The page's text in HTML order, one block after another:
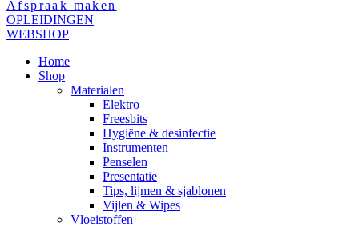
Afspraak maken
OPLEIDINGEN
WEBSHOP
Home
Shop
Materialen
Elektro
Freesbits
Hygiëne & desinfectie
Instrumenten
Penselen
Presentatie
Tips, lijmen & sjablonen
Vijlen & Wipes
Vloeistoffen